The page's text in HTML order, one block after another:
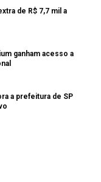
de R$ 7,7 mil a
ganham acesso a
a prefeitura de SP